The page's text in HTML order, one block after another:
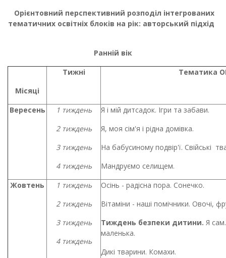
Орієнтовний перспективний розподіл інтегрованих
тематичних освітніх блоків на рік: авторський підхід
Ранній вік
Місяці
Тижні Тематика
Вересень
1 тиждень
2 тиждень
3 тиждень
4 тиждень
Я і мій дитсадок. Ігри та забави.
Я, моя сім'я і рідна домівка.
На бабусиному подвір'ї. Свійські
Мандруємо селищем.
Жовтень
1 тиждень
2 тиждень
3 тиждень
4 тиждень
Осінь - радісна пора. Сонечко.
Вітаміни - наші помічники. Овочі,
Тиждень безпеки дитини. Я
маленька.
Дикі тварини. Комахи.